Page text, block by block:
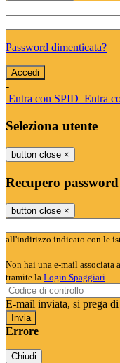
Password dimenticata?
-
Entra con SPID Entra
Seleziona utente
button close ×
Recupero password
button close ×
all'indirizzo indicato con le
Non hai una e-mail associata
tramite la Login Spaggiari
E-mail inviata, si prega
Errore
Chiudi